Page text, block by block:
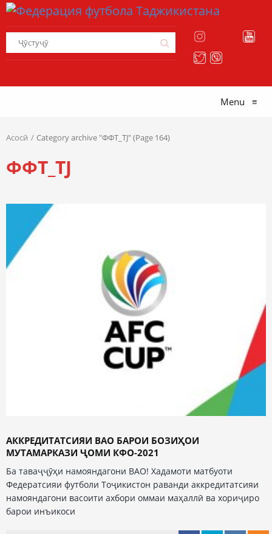
Menu ≡
Асосӣ Category archive "ФФТ_TJ" (Page 164)
ФФТ_TJ
АККРЕДИТАТСИЯИ ВАО БАРОИ БОЗИҲОИ
МУТАМАРКАЗИ ҶОМИ КФО-2021
Ба таваҷҷӯҳи намояндагони ВАО! Хадамоти матбуоти
Федератсияи футболи Тоҷикистон раванди аккредитатсияи
намояндагони васоити ахбори оммаи маҳаллӣ ва хориҷиро
барои инъикоси